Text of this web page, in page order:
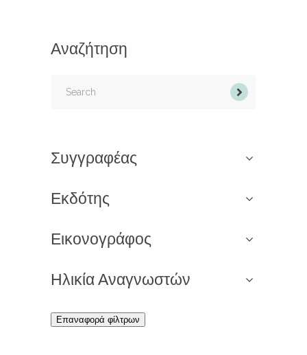
Αναζήτηση
Συγγραφέας
Εκδότης
Εικονογράφος
Ηλικία Αναγνωστών
Επαναφορά φίλτρων